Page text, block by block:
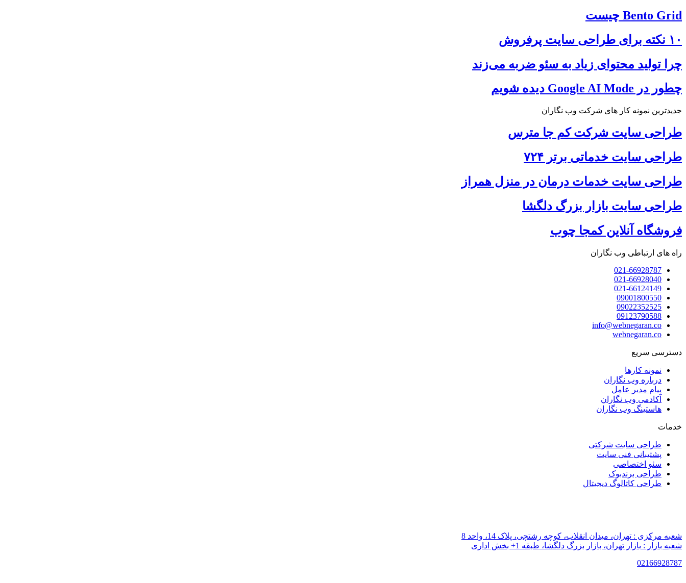
Bento Grid چیست
۱۰ نکته برای طراحی سایت پرفروش
چرا تولید محتوای زیاد به سئو ضربه می‌زند
چطور در Google AI Mode دیده شویم
جدیدترین نمونه کار های شرکت وب نگاران
طراحی سایت شرکت کم جا مترس
طراحی سایت خدماتی برتر ۷۲۴
طراحی سایت خدمات درمان در منزل همراز
طراحی سایت بازار بزرگ دلگشا
فروشگاه آنلاین کمجا چوب
راه های ارتباطی وب نگاران
021-66928787
021-66928040
021-66124149
09001800550
09022352525
09123790588
info@webnegaran.co
webnegaran.co
دسترسی سریع
نمونه کارها
درباره وب نگاران
پیام مدیر عامل
آکادمی وب نگاران
هاستینگ وب نگاران
خدمات
طراحی سایت شرکتی
پشتیبانی فنی سایت
سئو اختصاصی
طراحی برندبوک
طراحی کاتالوگ دیجیتال
شعبه مرکزی : تهران، میدان انقلاب، کوچه رشتچی، پلاک 14، واحد 8
شعبه بازار : بازار تهران، بازار بزرگ دلگشا، طبقه 1+ بخش اداری
02166928787